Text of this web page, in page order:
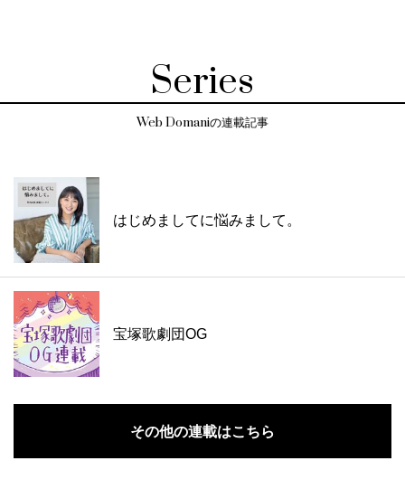
Series
Web Domaniの連載記事
はじめましてに悩みまして。
宝塚歌劇団OG
その他の連載はこちら